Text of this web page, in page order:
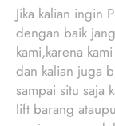
Jika kalian ingin
dengan baik
kami,karena
dan kalian juga
sampai situ saja
lift barang